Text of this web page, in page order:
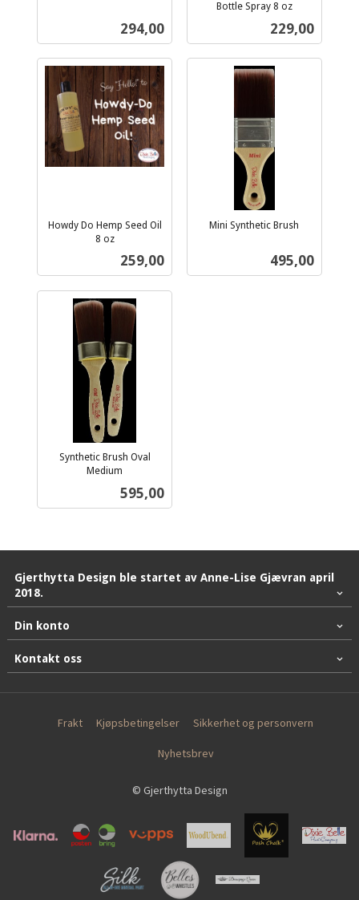
Pris
294,00
Bottle Spray 8 oz
Pris
229,00
Howdy Do Hemp Seed Oil
8 oz
Pris
259,00
Mini Synthetic Brush
Pris
495,00
Synthetic Brush Oval
Medium
Pris
595,00
Gjerthytta Design ble startet av Anne-Lise Gjævran april
2018.
Din konto
Kontakt oss
Frakt Kjøpsbetingelser Sikkerhet og personvern
Nyhetsbrev
© Gjerthytta Design